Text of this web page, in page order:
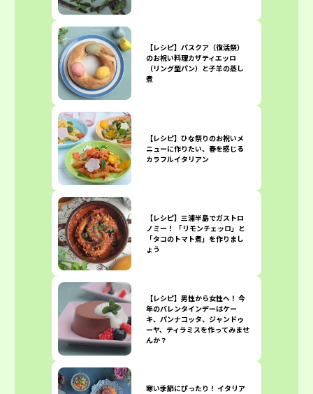
【レシピ】パスクア（復活祭）
のお祝い料理カザティエッロ
（リング型パン）と子羊の蒸し
煮
【レシピ】ひな祭りのお祝いメ
ニューに作りたい、春を感じる
カラフルイタリアン
【レシピ】三浦半島でガストロ
ノミー！ 「リモンチェッロ」と
「タコのトマト煮」を作りまし
ょう
【レシピ】男性から女性へ！ 今
年のバレンタインデーはケー
キ、パンナコッタ、ジャンドゥ
ーヤ、ティラミスを作ってみませ
んか？
寒い季節にぴったり！ イタリア